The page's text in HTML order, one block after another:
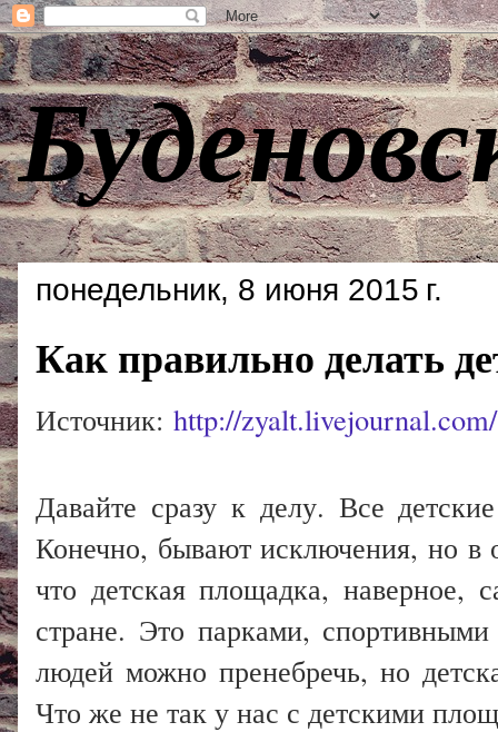
понедельник, 8 июня 2015 г.
Как правильно делать
Источник: http://
Давайте сразу к делу. Все
Конечно, бывают исключения, но в
что детская площадка, наверное,
стране. Это парками,
людей можно пренебречь, но
Что же не так у нас с детскими